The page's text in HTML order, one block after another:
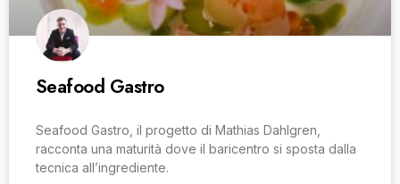
Seafood Gastro
Seafood Gastro, il progetto di Mathias Dahlgren,
racconta una maturità dove il baricentro si sposta dalla
tecnica all’ingrediente.